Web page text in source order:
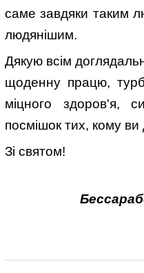
саме завдяки таким
людянішим.
Дякую всім
щоденну працю,
міцного здоров'я,
посмішок тих, кому
Зі святом!